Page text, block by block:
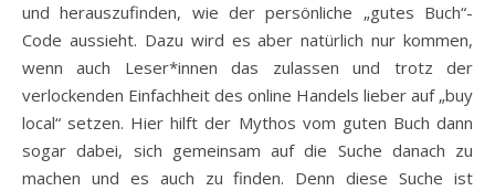
und herauszufinden, wie der persönliche „gutes Buch“-
Code aussieht. Dazu wird es aber natürlich nur kommen,
wenn auch Leser*innen das zulassen und trotz der
verlockenden Einfachheit des online Handels lieber auf „buy
local“ setzen. Hier hilft der Mythos vom guten Buch dann
sogar dabei, sich gemeinsam auf die Suche danach zu
machen und es auch zu finden. Denn diese Suche ist